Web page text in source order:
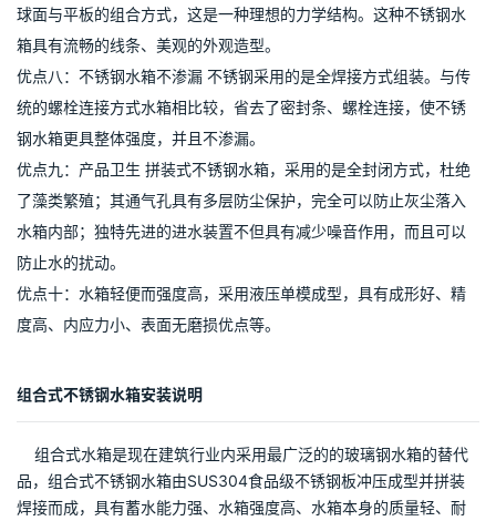
倍，对于抗震、耐冲击具有良好的特性。
优点四：该产品结构易于现场安装 拼装式不锈钢水箱采用的是工厂
压制、现场组焊方式。由于不锈钢水箱是采用内部焊接式。
优点五：不锈钢水箱产品价廉 不锈钢全焊接水箱，独特合理的外形
设计、先进的液压流水线生产工艺、材料的最大利用率，以及现代
化的生产服务管理，使其价格更具竞争力。
优点六：不锈钢水箱符合消防、建筑基准法 与玻璃钢水箱相比，不
锈钢水箱具有很好的耐高温性能，完全符合消防建筑法的要求。
优点七：不锈钢水箱具有理想的力学构造 全焊接不锈钢水箱采用了
球面与平板的组合方式，这是一种理想的力学结构。这种不锈钢水
箱具有流畅的线条、美观的外观造型。
统的螺栓连接方式水箱相比较，省去了密封条、螺栓连接，使不锈
优点九：产品卫生 拼装式不锈钢水箱，采用的是全封闭方式，杜绝
了藻类繁殖；其通气孔具有多层防尘保护，完全可以防止灰尘落入
水箱内部；独特先进的进水装置不但具有减少噪音作用，而且可以